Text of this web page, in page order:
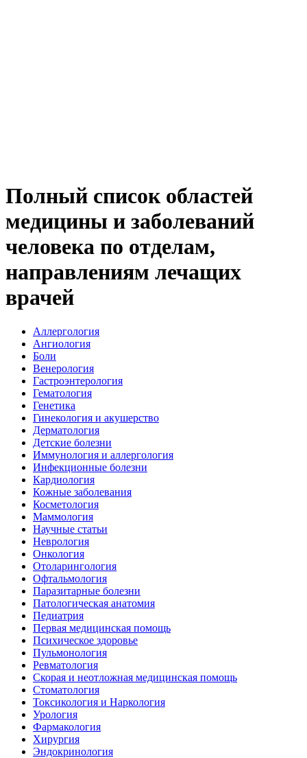
Полный список областей
медицины и заболеваний
человека по отделам,
направлениям лечащих
врачей
Аллергология
Ангиология
Боли
Венерология
Гастроэнтерология
Гематология
Генетика
Гинекология и акушерство
Дерматология
Детские болезни
Иммунология и аллергология
Инфекционные болезни
Кардиология
Кожные заболевания
Косметология
Маммология
Научные статьи
Неврология
Онкология
Отоларингология
Офтальмология
Паразитарные болезни
Патологическая анатомия
Педиатрия
Первая медицинская помощь
Психическое здоровье
Пульмонология
Ревматология
Скорая и неотложная медицинская помощь
Стоматология
Токсикология и Наркология
Урология
Фармакология
Хирургия
Эндокринология